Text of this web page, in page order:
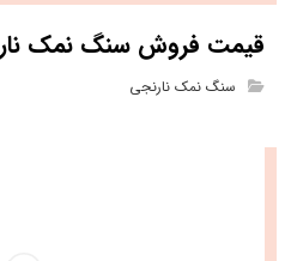
قیمت فروش سنگ نمک
سنگ نمک نارنجی